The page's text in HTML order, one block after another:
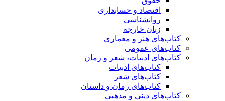
اقتصاد و حسابداری
روانشناسی
زبان خارجه
کتاب‌های هنر و معماری
کتاب‌های عمومی
کتاب‌های ادبیات، شعر و رمان
کتاب‌های ادبیات
کتاب‌های شعر
کتاب‌های رمان و داستان
کتاب‌های دینی و مذهبی